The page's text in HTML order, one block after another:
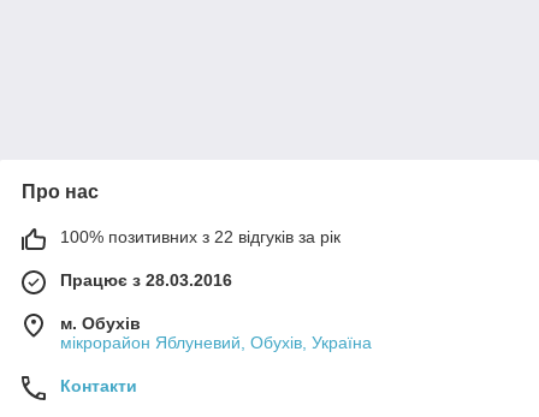
Про нас
100% позитивних з 22 відгуків за рік
Працює з 28.03.2016
м. Обухів
мікрорайон Яблуневий, Обухів, Україна
Контакти